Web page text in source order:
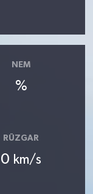
NEM
%
RÜZGAR
0 km/s